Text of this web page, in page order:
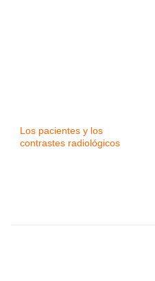
Los pacientes y los
contrastes radiológicos